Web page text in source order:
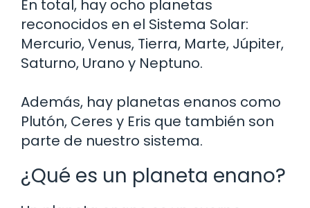
En total, hay ocho planetas
reconocidos en el Sistema Solar:
Mercurio, Venus, Tierra, Marte, Júpiter,
Saturno, Urano y Neptuno.
Además, hay planetas enanos como
Plutón, Ceres y Eris que también son
parte de nuestro sistema.
¿Qué es un planeta enano?